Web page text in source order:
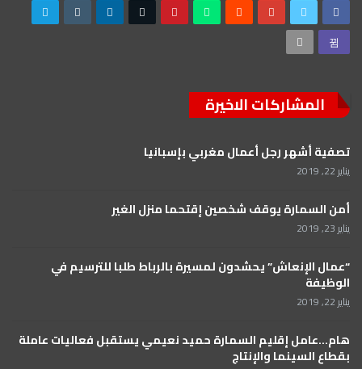
المشاركات الاخيرة
تصفية أشهر رجل أعمال مغربي بإسبانيا
يناير 22, 2019
أمن السمارة يوقف شخصين إقتحما منزل الغير
يناير 23, 2019
“عمال الإنعاش” يحشدون لمسيرة بالرباط طلبا للترسيم في
الوظيفة
يناير 22, 2019
هام…عامل إقليم السمارة حميد نعيمي يستقبل فعاليات عاملة
بقطاع السينما والإنتاج